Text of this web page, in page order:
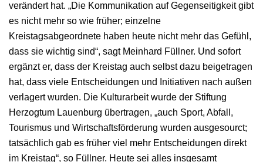
verändert hat. „Die Kommunikation auf Gegenseitigkeit gibt
es nicht mehr so wie früher; einzelne
Kreistagsabgeordnete haben heute nicht mehr das Gefühl,
dass sie wichtig sind“, sagt Meinhard Füllner. Und sofort
ergänzt er, dass der Kreistag auch selbst dazu beigetragen
hat, dass viele Entscheidungen und Initiativen nach außen
verlagert wurden. Die Kulturarbeit wurde der Stiftung
Herzogtum Lauenburg übertragen, „auch Sport, Abfall,
Tourismus und Wirtschaftsförderung wurden ausgesourct;
tatsächlich gab es früher viel mehr Entscheidungen direkt
im Kreistag“, so Füllner. Heute sei alles insgesamt